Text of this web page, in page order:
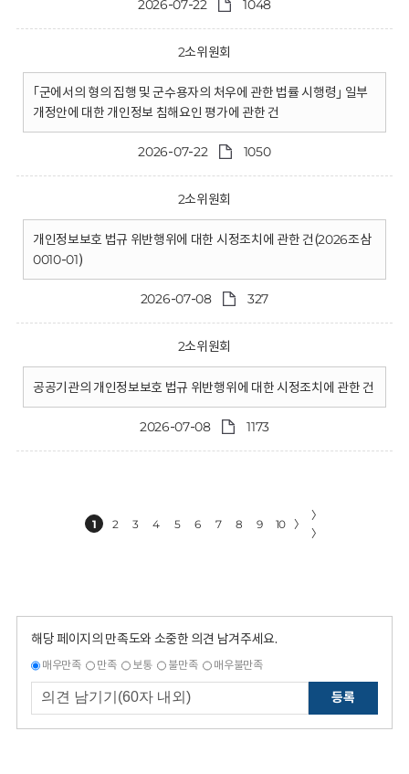
2026-07-22 1048
2소위원회
｢군에서의 형의 집행 및 군수용자의 처우에 관한 법률 시행령｣ 일부
개정안에 대한 개인정보 침해요인 평가에 관한 건
2026-07-22 1050
2소위원회
개인정보보호 법규 위반행위에 대한 시정조치에 관한 건(2026조삼
0010-01)
2026-07-08 327
2소위원회
공공기관의 개인정보보호 법규 위반행위에 대한 시정조치에 관한 건
2026-07-08 1173
1 2 3 4 5 6 7 8 9 10 〉
〉
〉
해당 페이지의 만족도와 소중한 의견 남겨주세요.
매우만족 만족 보통 불만족 매우불만족
등록